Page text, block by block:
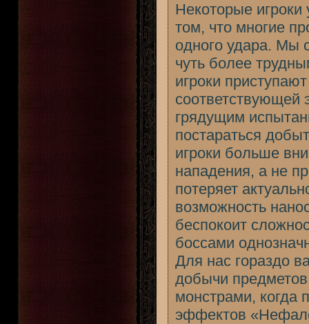
Некоторые игроки
том, что многие
одного удара. Мы
чуть более
игроки
соответствующей
грядущим
постараться
игроки больше
нападения, а не
потеряет
возможность
беспокоит
боссами
Для нас гораздо
добычи
монстрами, когда
эффектов